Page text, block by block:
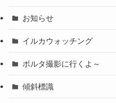
お知らせ
イルカウォッチング
ボルタ撮影に行くよ～
傾斜標識